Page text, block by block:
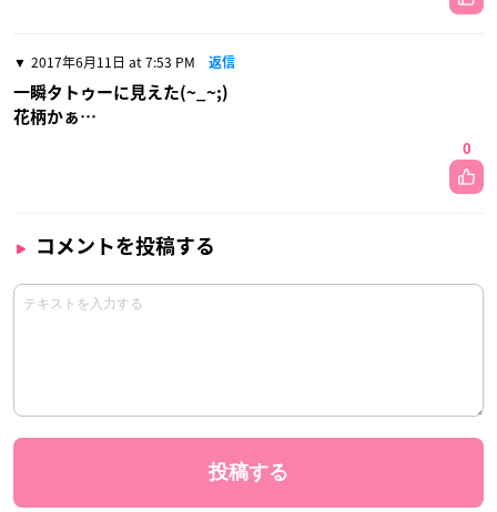
2017年6月11日 at 7:53 PM 返信
一瞬タトゥーに見えた(~_~;)
花柄かぁ…
0
コメントを投稿する